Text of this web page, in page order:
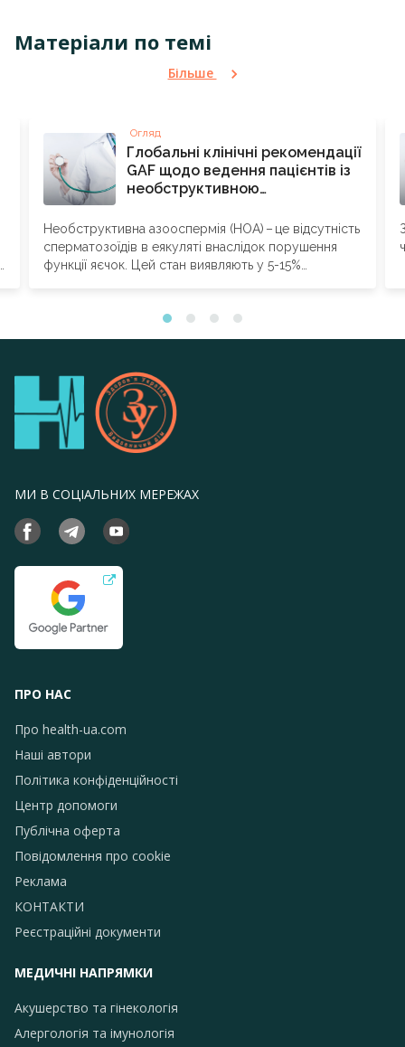
Матеріали по темі
Більше
Огляд
Глобальні клінічні рекомендації
GAF щодо ведення пацієнтів із
необструктивною
суперечностей до консенсусу
Необструктивна азооспермія (НOA) – ​це відсутність
сперматозоїдів в еякуляті внаслідок порушення
функції яєчок. Цей стан виявляють у 5-15%
МИ В СОЦІАЛЬНИХ МЕРЕЖАХ
ПРО НАС
Про health-ua.com
Наші автори
Політика конфіденційності
Центр допомоги
Публічна оферта
Повідомлення про сookie
Реклама
КОНТАКТИ
Реєстраційні документи
МЕДИЧНІ НАПРЯМКИ
Акушерство та гінекологія
Алергологія та імунологія